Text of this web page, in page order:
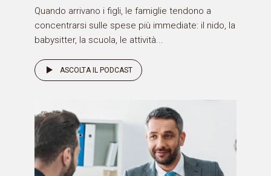
Quando arrivano i figli, le famiglie tendono a
concentrarsi sulle spese più immediate: il nido, la
babysitter, la scuola, le attività...
ASCOLTA IL PODCAST